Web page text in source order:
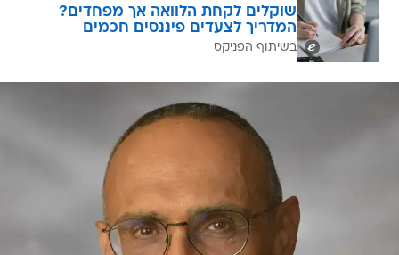
שוקלים לקחת הלוואה אך מפחדים?
המדריך לצעדים פיננסים חכמים
בשיתוף הפניקס